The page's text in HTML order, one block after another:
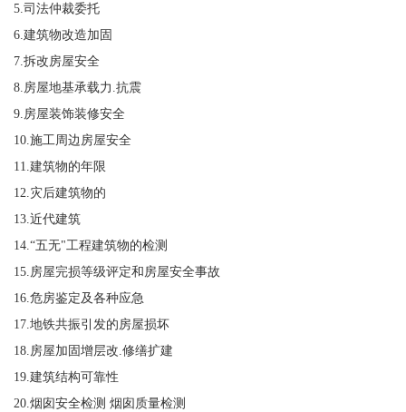
5.司法仲裁委托
6.建筑物改造加固
7.拆改房屋安全
8.房屋地基承载力.抗震
9.房屋装饰装修安全
10.施工周边房屋安全
11.建筑物的年限
12.灾后建筑物的
13.近代建筑
14.“五无"工程建筑物的检测
15.房屋完损等级评定和房屋安全事故
16.危房鉴定及各种应急
17.地铁共振引发的房屋损坏
18.房屋加固增层改.修缮扩建
19.建筑结构可靠性
20.烟囱安全检测 烟囱质量检测